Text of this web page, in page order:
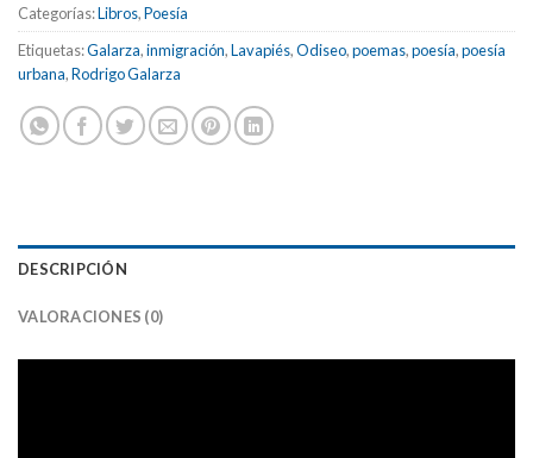
Categorías:Libros,Poesía
Etiquetas:Galarza,inmigración,Lavapiés,Odiseo,poemas,poesía,poesía
urbana,Rodrigo Galarza
DESCRIPCIÓN
VALORACIONES (0)